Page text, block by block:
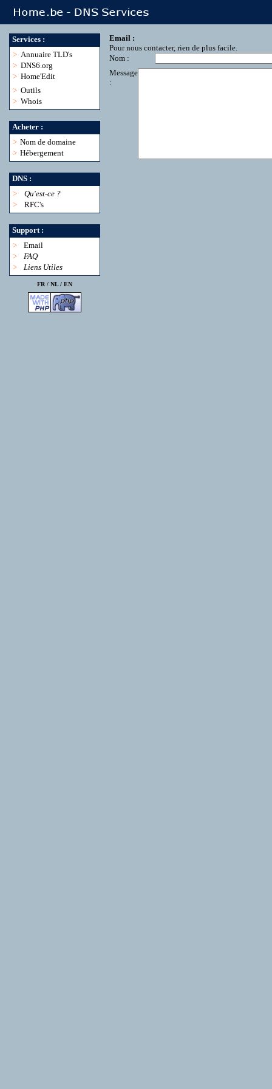
Services :
> Annuaire TLD's
> DNS6.org
> Home'Edit
> Outils
> Whois
Acheter :
> Nom de domaine
> Hébergement
DNS :
>
Qu'est-ce ?
>
RFC's
Support :
>
Email
>
FAQ
>
Liens Utiles
FR / NL/ EN
Email :
Pour nous contacter, rien de plus facile.
Nom :
Message
: